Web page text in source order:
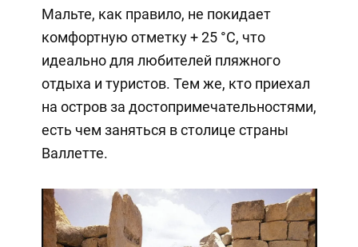
Мальте, как правило, не покидает
комфортную отметку + 25 °C, что
идеально для любителей пляжного
отдыха и туристов. Тем же, кто приехал
на остров за достопримечательностями,
есть чем заняться в столице страны
Валлетте.